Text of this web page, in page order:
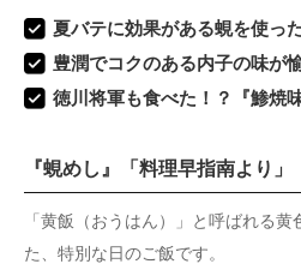
夏バテに効果がある蜆を使っ
豊潤でコクのある内子の味が
徳川将軍も食べた！？『鯵焼味
『蜆めし』「料理早指南より」
「黄飯（おうはん）」と呼ばれる
た、特別な日のご飯です。